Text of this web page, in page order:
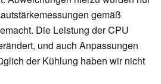
gemäß
Die Leistung der CPU
und auch Anpassungen
der Kühlung haben wir nicht